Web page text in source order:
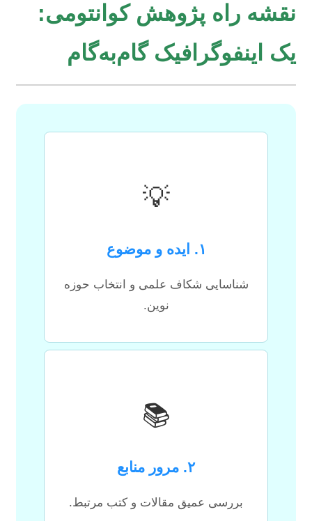
نقشه راه پژوهش کوانتومی:
یک اینفوگرافیک گام‌به‌گام
💡
۱. ایده و موضوع
شناسایی شکاف علمی و انتخاب حوزه
نوین.
📚
۲. مرور منابع
بررسی عمیق مقالات و کتب مرتبط.